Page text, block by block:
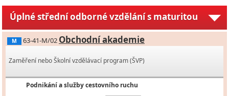
Úplné střední odborné vzdělání s maturitou
M 63-41-M/02 Obchodní akademie
Zaměření nebo Školní vzdělávací program (ŠVP)
Podnikání a služby cestovního ruchu